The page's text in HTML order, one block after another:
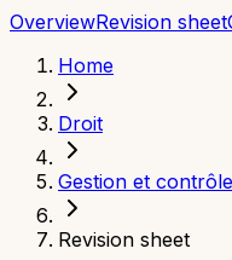
OverviewRevision sheet
Home
Droit
Gestion et
Revision sheet